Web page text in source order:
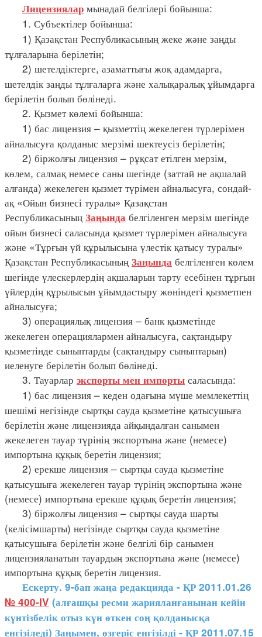
Лицензиялар мынадай белгілері бойынша:
1. Субъектілер бойынша:
1) Қазақстан Республикасының жеке және заңды
тұлғаларына берілетін;
2) шетелдіктерге, азаматтығы жоқ адамдарға,
шетелдік заңды тұлғаларға және халықаралық ұйымдарға
берілетін болып бөлінеді.
2. Қызмет көлемі бойынша:
1) бас лицензия – қызметтің жекелеген түрлерімен
айналысуға қолданыс мерзімі шектеусіз берілетін;
2) біржолғы лицензия – рұқсат етілген мерзім,
көлем, салмақ немесе саны шегінде (заттай не ақшалай
алғанда) жекелеген қызмет түрімен айналысуға, сондай-
ақ «Ойын бизнесі туралы» Қазақстан
Республикасының Заңында белгіленген мерзім шегінде
ойын бизнесі саласында қызмет түрлерімен айналысуға
және «Тұрғын үй құрылысына үлестік қатысу туралы»
Қазақстан Республикасының Заңында белгіленген көлем
шегінде үлескерлердің ақшаларын тарту есебінен тұрғын
үйлердің құрылысын ұйымдастыру жөніндегі қызметпен
айналысуға;
3) операциялық лицензия – банк қызметінде
жекелеген операциялармен айналысуға, сақтандыру
қызметінде сыныптарды (сақтандыру сыныптарын)
иеленуге берілетін болып бөлінеді.
3. Тауарлар экспорты мен импорты саласында:
1) бас лицензия – кеден одағына мүше мемлекеттің
шешімі негізінде сыртқы сауда қызметіне қатысушыға
берілетін және лицензияда айқындалған санымен
жекелеген тауар түрінің экспортына және (немесе)
импортына құқық беретін лицензия;
2) ерекше лицензия – сыртқы сауда қызметіне
қатысушыға жекелеген тауар түрінің экспортына және
(немесе) импортына ерекше құқық беретін лицензия;
3) біржолғы лицензия – сыртқы сауда шарты
(келісімшарты) негізінде сыртқы сауда қызметіне
қатысушыға берілетін және белгілі бір санымен
лицензияланатын тауардың экспортына және (немесе)
импортына құқық беретін лицензия.
Ескерту. 9-бап жаңа редакцияда - ҚР 2011.01.26
№ 400-IV (алғашқы ресми жарияланғанынан кейін
күнтізбелік отыз күн өткен соң қолданысқа
енгізіледі) Заңымен, өзгеріс енгізілді - ҚР 2011.07.15